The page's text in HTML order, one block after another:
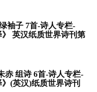
袖子 7首-诗人专栏-
》 英汉纸质世界诗刊第
赤 组诗 6首-诗人专栏-
》(英汉)纸质世界诗刊